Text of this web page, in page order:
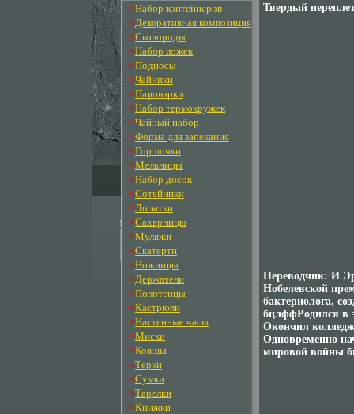
»Набор контейнеров
»Декоративная композиция
»Сковороды
»Набор ложек
»Подносы
»Чайники
»Пароварки
»Набор термокружек
»Чайный набор
»Форма для запекания
»Горшочки
»Мельницы
»Набор досок
»Сотейники
»Лопатки
»Сахарницы
»Муляжи
»Скатерти
»Ножницы
»Держатели
»Полотенцы
»Кастрюли
»Настенные часы
»Миски
»Ковшы
»Терки
»Сумки
»Тарелки
»Книжки
Твердый
Переводчик: И
Нобелевской
бактериолога,
бцлффРодился в
Окончил колледж
Одновременно
мировой войны